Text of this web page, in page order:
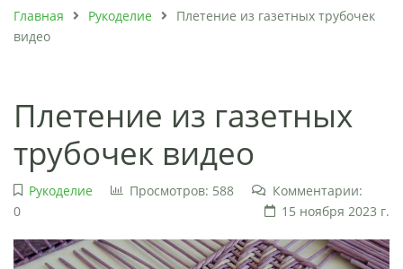
Главная Рукоделие
Плетение из газетных трубочек
видео
Плетение из газетных
трубочек видео
Рукоделие Просмотров: 588
Комментарии:
0
15 ноября 2023 г.